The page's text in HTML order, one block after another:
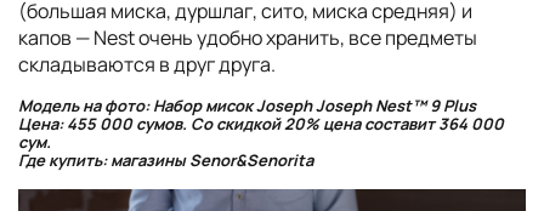
(большая миска, дуршлаг, сито, миска средняя) и
капов — Nest очень удобно хранить, все предметы
складываются в друг друга.
Модель на фото: Набор мисок Joseph Joseph Nest™ 9 Plus
Цена: 455 000 сумов. Со скидкой 20% цена составит 364 000
сум.
Где купить: магазины Senor&Senorita